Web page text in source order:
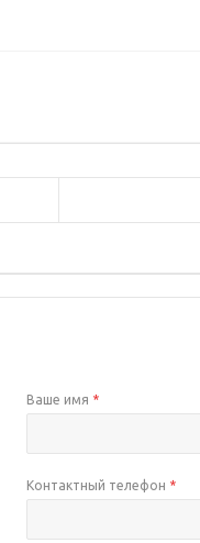
Ваше имя *
Контактный телефон *